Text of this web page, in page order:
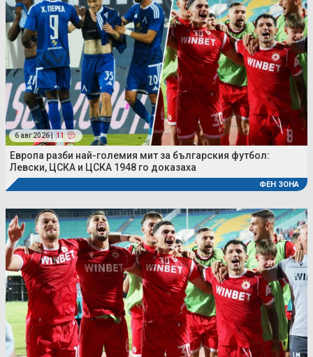
6 авг 2026 | 11
Европа разби най-големия мит за българския футбол:
Левски, ЦСКА и ЦСКА 1948 го доказаха
ФЕН ЗОНА